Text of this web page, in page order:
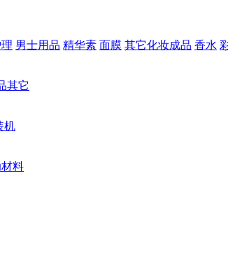
男士用品 精华素 面膜 其它化妆成品 香水
其它
机
料